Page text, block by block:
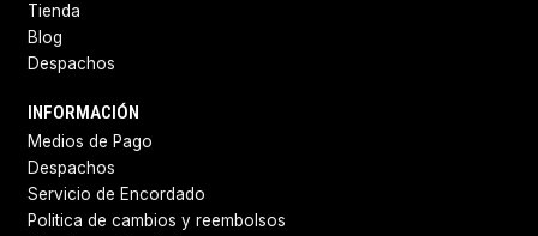
Tienda
Blog
Despachos
INFORMACIÓN
Medios de Pago
Despachos
Servicio de Encordado
Politica de cambios y reembolsos